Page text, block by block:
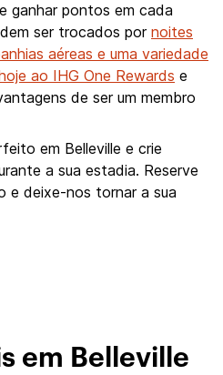
ganhar pontos em cada
ser trocados por noites
aéreas e uma variedade
ao IHG One Rewards e
de ser um membro
em Belleville e crie
a sua estadia. Reserve
e deixe-nos tornar a sua
em Belleville